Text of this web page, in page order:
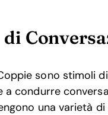
sono stimoli
condurre
una varietà